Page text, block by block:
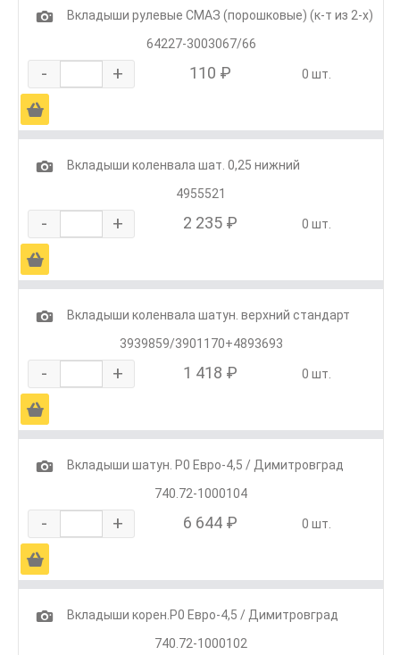
1
Вкладыши рулевые СМАЗ (порошковые) (к-т из 2-х)
64227-3003067/66
- + 110 ₽ 0 шт.
Ä
1
Вкладыши коленвала шат. 0,25 нижний
4955521
- + 2 235 ₽ 0 шт.
Ä
1
Вкладыши коленвала шатун. верхний стандарт
3939859/3901170+4893693
- + 1 418 ₽ 0 шт.
Ä
1
Вкладыши шатун. Р0 Евро-4,5 / Димитровград
740.72-1000104
- + 6 644 ₽ 0 шт.
Ä
1
Вкладыши корен.Р0 Евро-4,5 / Димитровград
740.72-1000102